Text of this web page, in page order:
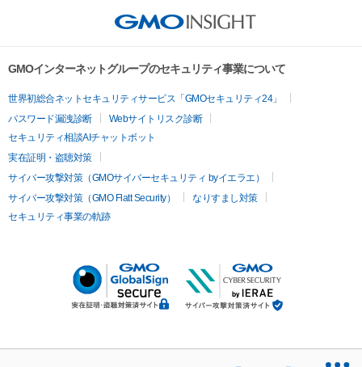
GMOインターネットグループのセキュリティ事業について
世界初総合ネットセキュリティサービス「GMOセキュリティ24」
パスワード漏洩診断
Webサイトリスク診断
セキュリティ相談AIチャットボット
実在証明・盗聴対策
サイバー攻撃対策（GMOサイバーセキュリティ byイエラエ）
サイバー攻撃対策（GMO Flatt Security）
なりすまし対策
セキュリティ事業の軌跡